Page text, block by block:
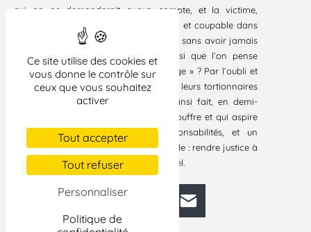
Ce site utilise des cookies et
vous donne le contrôle sur
ceux que vous souhaitez
activer
Tout accepter
Tout refuser
Personnaliser
Politique de
qui on ne demanderait aucun compte, et la victime,
enlevée, torturée, illégalement détenue, et coupable dans
ce mémorandum d’avoir « comploté », sans avoir jamais
été présentée à la justice. Est-ce ainsi que l’on pense
aujourd’hui, au Maroc, « tourner la page » ? Par l’oubli et
par la confusion entre les suppliciés et leurs tortionnaires
? Le véritable temps du Maroc est ainsi fait, en demi-
teinte, partagé entre une société qui souffre et qui aspire
à la vérité des faits et des responsabilités, et un
gouvernement qui gérerait l’inconciliable : rendre justice à
la victime tout en ménageant le criminel.
Facebook
BlueskyMastodonLinkedIn